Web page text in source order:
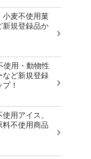
小麦不使用菓
新規登録品か
使用・動物性
など新規登録
！
用アイス、
料不使用商品